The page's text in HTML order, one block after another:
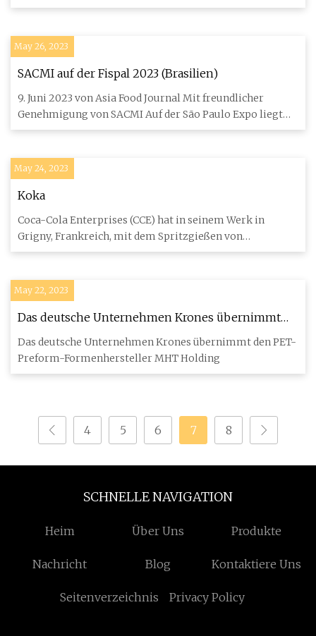
mit Papier
May 26, 2023
SACMI auf der Fispal 2023 (Brasilien)
9. Juni 2023 von Asia Food Journal Mit freundlicher
Genehmigung von SACMI Auf der São Paulo Expo liegt
der Schwerpunkt
May 24, 2023
Koka
Coca-Cola Enterprises (CCE) hat in seinem Werk in
Grigny, Frankreich, mit dem Spritzgießen von
Vorformlingen für PET-Fl
May 22, 2023
Das deutsche Unternehmen Krones übernimmt
den PET-Preform-Formenhersteller MHT Holding
Das deutsche Unternehmen Krones übernimmt den PET-
Preform-Formenhersteller MHT Holding
4 5 6 7 8
SCHNELLE NAVIGATION
Heim Über Uns Produkte
Nachricht Blog Kontaktiere Uns
Seitenverzeichnis Privacy Policy